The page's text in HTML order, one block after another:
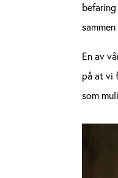
En av
på at vi
som